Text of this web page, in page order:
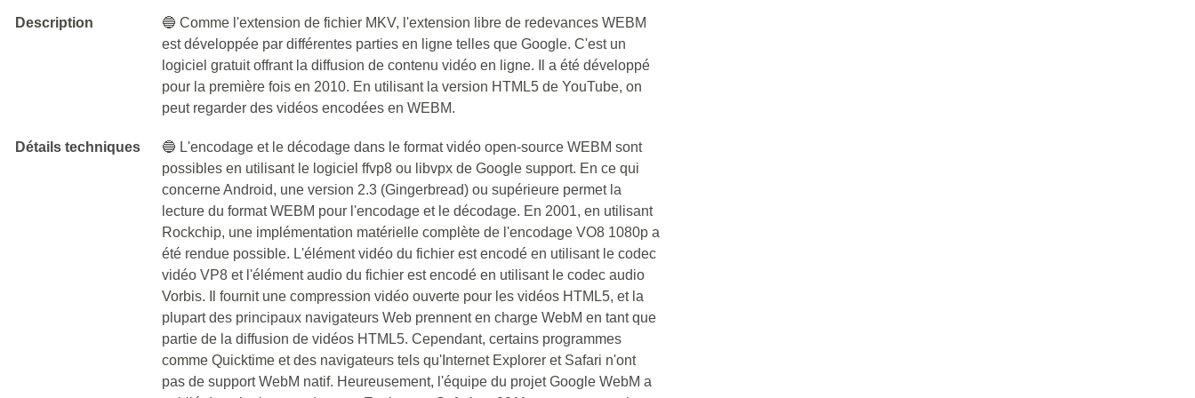
Description
🔵 Comme l'extension de fichier MKV, l'extension libre de redevances WEBM
est développée par différentes parties en ligne telles que Google. C'est un
logiciel gratuit offrant la diffusion de contenu vidéo en ligne. Il a été développé
pour la première fois en 2010. En utilisant la version HTML5 de YouTube, on
peut regarder des vidéos encodées en WEBM.
Détails techniques
🔵 L'encodage et le décodage dans le format vidéo open-source WEBM sont
possibles en utilisant le logiciel ffvp8 ou libvpx de Google support. En ce qui
concerne Android, une version 2.3 (Gingerbread) ou supérieure permet la
lecture du format WEBM pour l'encodage et le décodage. En 2001, en utilisant
Rockchip, une implémentation matérielle complète de l'encodage VO8 1080p a
été rendue possible. L'élément vidéo du fichier est encodé en utilisant le codec
vidéo VP8 et l'élément audio du fichier est encodé en utilisant le codec audio
Vorbis. Il fournit une compression vidéo ouverte pour les vidéos HTML5, et la
plupart des principaux navigateurs Web prennent en charge WebM en tant que
partie de la diffusion de vidéos HTML5. Cependant, certains programmes
comme Quicktime et des navigateurs tels qu'Internet Explorer et Safari n'ont
pas de support WebM natif. Heureusement, l'équipe du projet Google WebM a